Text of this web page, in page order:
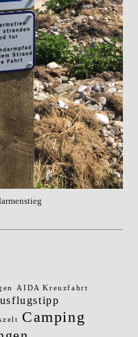
AIDA Kreuzfahrt
Camping